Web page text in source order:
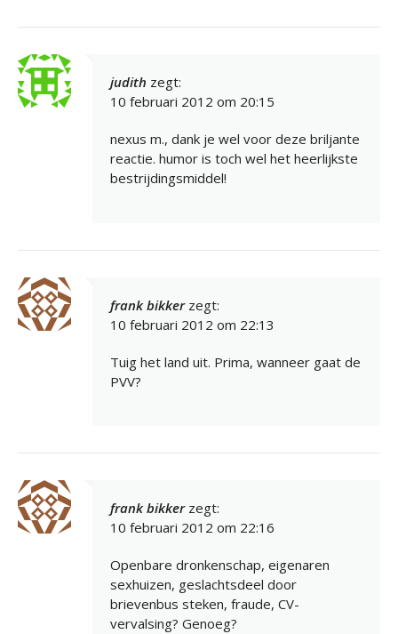
judith zegt:
10 februari 2012 om 20:15
nexus m., dank je wel voor deze briljante
reactie. humor is toch wel het heerlijkste
bestrijdingsmiddel!
frank bikker zegt:
10 februari 2012 om 22:13
Tuig het land uit. Prima, wanneer gaat de
PVV?
frank bikker zegt:
10 februari 2012 om 22:16
Openbare dronkenschap, eigenaren
sexhuizen, geslachtsdeel door
brievenbus steken, fraude, CV-
vervalsing? Genoeg?